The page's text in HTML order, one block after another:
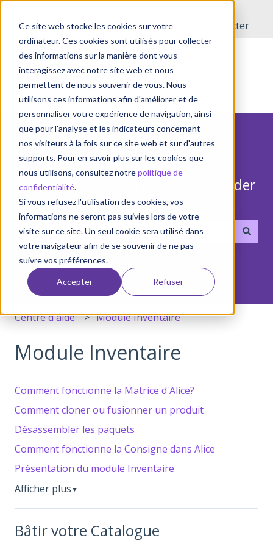
Ce site web stocke les cookies sur votre
ordinateur. Ces cookies sont utilisés pour collecter
des informations sur la manière dont vous
interagissez avec notre site web et nous
permettent de nous souvenir de vous. Nous
utilisons ces informations afin d'améliorer et de
personnaliser votre expérience de navigation, ainsi
que pour l'analyse et les indicateurs concernant
nos visiteurs à la fois sur ce site web et sur d'autres
supports. Pour en savoir plus sur les cookies que
nous utilisons, consultez notrepolitique de
confidentialité.
Si vous refusez l'utilisation des cookies, vos
informations ne seront pas suivies lors de votre
visite sur ce site. Un seul cookie sera utilisé dans
votre navigateur afin de se souvenir de ne pas
suivre vos préférences.
Accepter Refuser
incident
client
connecter
Bonjour! Comment puis-je vous aider
?
Il n'y a aucune suggestion car le champ de
Centre d'aide Module Inventaire
Module Inventaire
Comment fonctionne la Matrice d'Alice?
Comment cloner ou fusionner un produit
Désassembler les paquets
Comment fonctionne la Consigne dans Alice
Présentation du module Inventaire
Afficher plus ▼
Bâtir votre Catalogue